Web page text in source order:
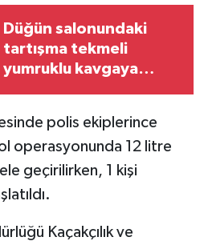
Düğün salonundaki
tartışma tekmeli
yumruklu kavgaya
polis ekiplerince
operasyonunda 12 litre
geçirilirken, 1 kişi
Kaçakçılık ve